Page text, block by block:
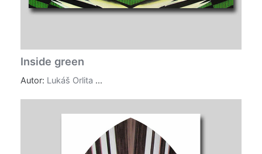
Inside green
Autor: Lukáš Orlita ...